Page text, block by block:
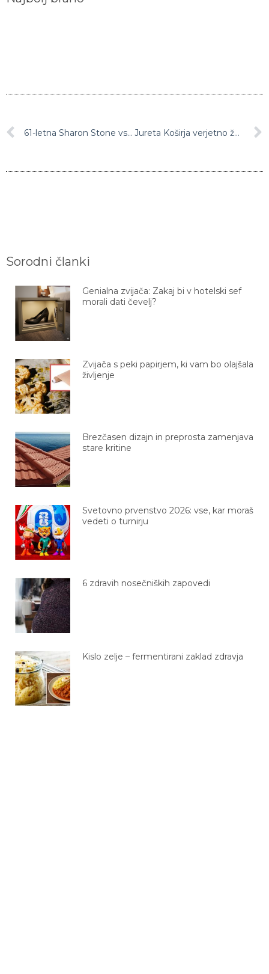
61-letna Sharon Stone vsa mokra pokazala, da je še vedno vredna greha Jureta Koširja verjetno že resno skrbi, kako bo odganjal snubce svoje hčerke
Sorodni članki
Genialna zvijača: Zakaj bi v hotelski sef
morali dati čevelj?
Zvijača s peki papirjem, ki vam bo olajšala
življenje
Brezčasen dizajn in preprosta zamenjava
stare kritine
Svetovno prvenstvo 2026: vse, kar moraš
vedeti o turnirju
6 zdravih nosečniških zapovedi
Kislo zelje – fermentirani zaklad zdravja